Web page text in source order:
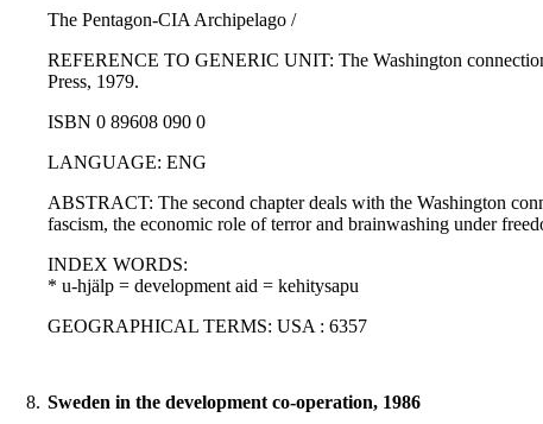
The Pentagon-CIA Archipelago /
REFERENCE TO GENERIC UNIT: The Washington
Press, 1979.
ISBN 0 89608 090 0
LANGUAGE: ENG
ABSTRACT: The second chapter deals with the Washington
fascism, the economic role of terror and brainwashing under
INDEX WORDS:
* u-hjälp = development aid = kehitysapu
GEOGRAPHICAL TERMS: USA : 6357
8. Sweden in the development co-operation, 1986